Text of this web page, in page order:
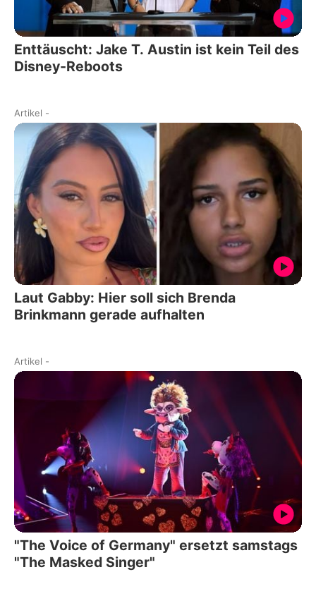
Enttäuscht: Jake T. Austin ist kein Teil des
Disney-Reboots
Artikel -
Laut Gabby: Hier soll sich Brenda
Brinkmann gerade aufhalten
Artikel -
"The Voice of Germany" ersetzt samstags
"The Masked Singer"